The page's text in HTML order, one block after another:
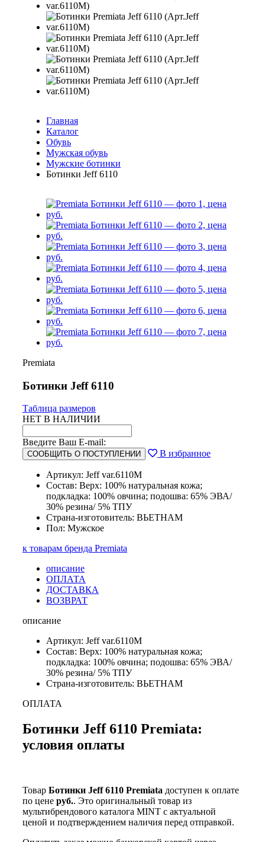
Главная
Каталог
Обувь
Мужская обувь
Мужские ботинки
Ботинки Jeff 6110
Premiata
Ботинки Jeff 6110
Таблица размеров
НЕТ В НАЛИЧИИ
Введите Ваш E-mail:
СООБЩИТЬ О ПОСТУПЛЕНИИ В избранное
Артикул: Jeff var.6110M
Состав: Верх: 100% натуральная кожа;
подкладка: 100% овчина; подошва: 65% ЭВА/
30% резина/ 5% ТПУ
Страна-изготовитель: ВЬЕТНАМ
Пол: Мужское
к товарам бренда Premiata
описание
ОПЛАТА
ДОСТАВКА
ВОЗВРАТ
описание
Артикул: Jeff var.6110M
Состав: Верх: 100% натуральная кожа;
подкладка: 100% овчина; подошва: 65% ЭВА/
30% резина/ 5% ТПУ
Страна-изготовитель: ВЬЕТНАМ
ОПЛАТА
Ботинки Jeff 6110 Premiata:
условия оплаты
Товар Ботинки Jeff 6110 Premiata доступен к оплате
по цене руб.. Это оригинальный товар из
мультибрендового каталога MINT с актуальной
ценой и подтверждением наличия перед отправкой.